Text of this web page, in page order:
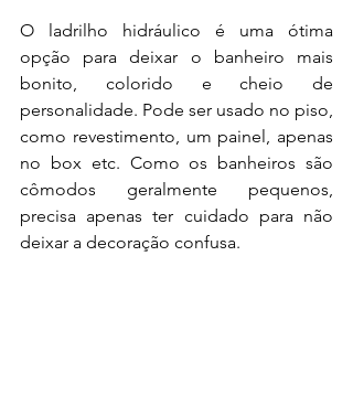
O ladrilho hidráulico é uma ótima
opção para deixar o banheiro mais
bonito, colorido e cheio de
personalidade. Pode ser usado no piso,
como revestimento, um painel, apenas
no box etc. Como os banheiros são
cômodos geralmente pequenos,
precisa apenas ter cuidado para não
deixar a decoração confusa.